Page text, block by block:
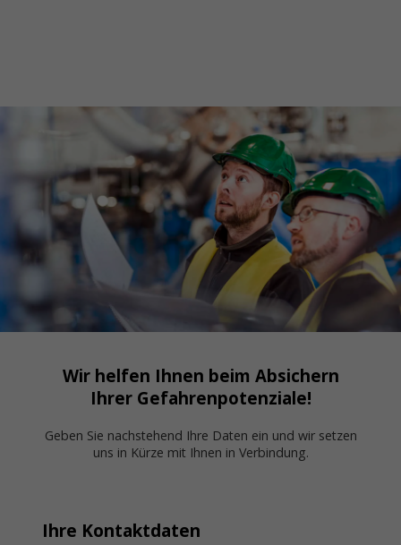
Wir helfen Ihnen beim Absichern
Ihrer Gefahrenpotenziale!
Geben Sie nachstehend Ihre Daten ein und wir setzen
uns in Kürze mit Ihnen in Verbindung.
Ihre Kontaktdaten